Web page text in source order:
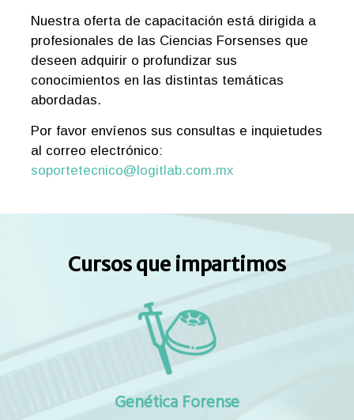
Nuestra oferta de capacitación está dirigida a
profesionales de las Ciencias Forsenses que
deseen adquirir o profundizar sus
conocimientos en las distintas temáticas
abordadas.
Por favor envíenos sus consultas e inquietudes
al correo electrónico:
soportetecnico@logitlab.com.mx
Cursos que impartimos
Genética Forense